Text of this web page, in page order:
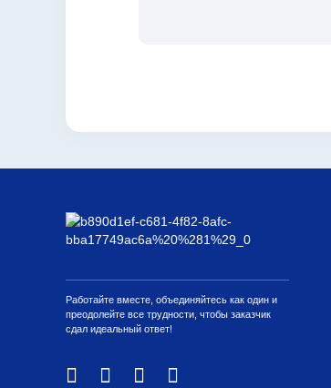
Работайте вместе, объединяйтесь как один и
преодолейте все трудности, чтобы заказчик
сдал идеальный ответ!